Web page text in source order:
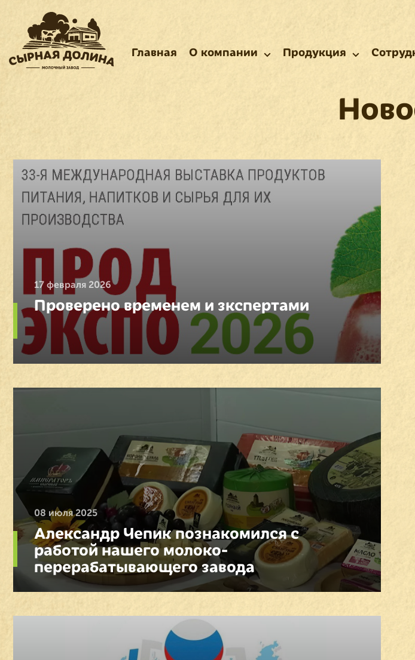
Главная О компании Продукция
17 февраля 2026
Проверено временем и зкспертами
08 июля 2025
Александр Чепик познакомился с
работой нашего молоко­
перерабатывающего завода